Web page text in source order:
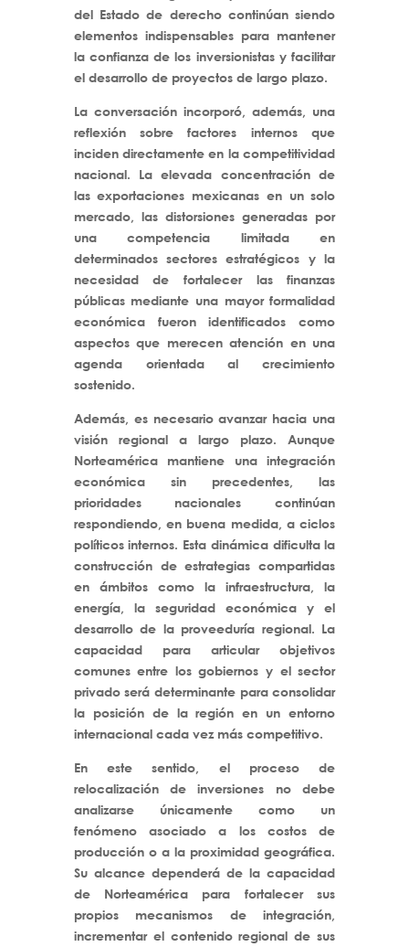
del Estado de derecho continúan siendo
elementos indispensables para mantener
la confianza de los inversionistas y facilitar
el desarrollo de proyectos de largo plazo.
La conversación incorporó, además, una
reflexión sobre factores internos que
inciden directamente en la competitividad
nacional. La elevada concentración de
las exportaciones mexicanas en un solo
mercado, las distorsiones generadas por
una competencia limitada en
determinados sectores estratégicos y la
necesidad de fortalecer las finanzas
públicas mediante una mayor formalidad
económica fueron identificados como
aspectos que merecen atención en una
agenda orientada al crecimiento
sostenido.
Además, es necesario avanzar hacia una
visión regional a largo plazo. Aunque
Norteamérica mantiene una integración
económica sin precedentes, las
prioridades nacionales continúan
respondiendo, en buena medida, a ciclos
políticos internos. Esta dinámica dificulta la
construcción de estrategias compartidas
en ámbitos como la infraestructura, la
energía, la seguridad económica y el
desarrollo de la proveeduría regional. La
capacidad para articular objetivos
comunes entre los gobiernos y el sector
privado será determinante para consolidar
la posición de la región en un entorno
internacional cada vez más competitivo.
En este sentido, el proceso de
relocalización de inversiones no debe
analizarse únicamente como un
fenómeno asociado a los costos de
producción o a la proximidad geográfica.
Su alcance dependerá de la capacidad
de Norteamérica para fortalecer sus
propios mecanismos de integración,
incrementar el contenido regional de sus